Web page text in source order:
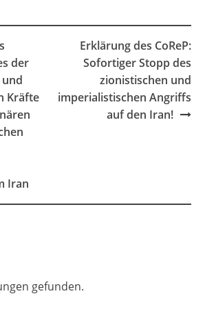
der
Kräfte
Iran
Erklärung des CoReP:
Sofortiger Stopp des
zionistischen und
imperialistischen Angriffs
auf den Iran!
gefunden.